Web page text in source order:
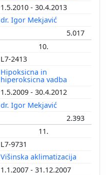
1.5.2010 - 30.4.2013
dr. Igor Mekjavić
5.017
10.
L7-2413
Hipoksicna in
hiperoksicna vadba
1.5.2009 - 30.4.2012
dr. Igor Mekjavić
2.393
11.
L7-9731
Višinska aklimatizacija
1.1.2007 - 31.12.2007